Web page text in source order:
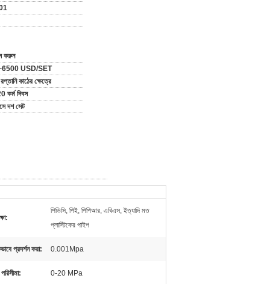
করুন
USD/SET
রপ্তানি কাঠের ক্ষেত্রে
কর্ম দিবস
দশ সেট
পিভিসি, পিই, পিপিআর, এবিএস, ইত্যাদি মত
প্লাস্টিকের পাইপ
প্রদর্শন করা: 0.001Mpa
0-20 MPa